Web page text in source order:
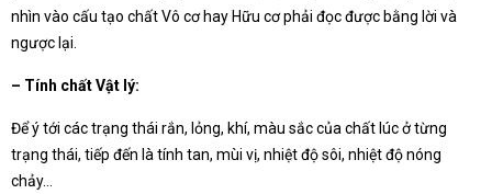
nhìn vào cấu tạo chất Vô cơ hay Hữu cơ phải đọc được bằng lời và
ngược lại.
– Tính chất Vật lý:
Để ý tới các trạng thái rắn, lỏng, khí, màu sắc của chất lúc ở từng
trạng thái, tiếp đến là tính tan, mùi vị, nhiệt độ sôi, nhiệt độ nóng
chảy…